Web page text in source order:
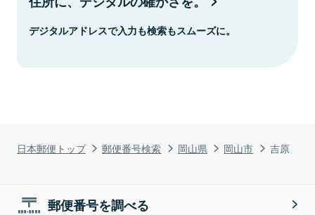
日本郵便トップ 郵便番号検索 岡山県 岡山市 吉原
デジタルアドレスで入力も検索もスムーズに。
郵便番号を調べる